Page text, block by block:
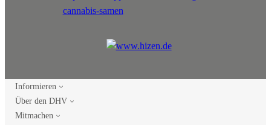
Informieren
Über den DHV
Mitmachen